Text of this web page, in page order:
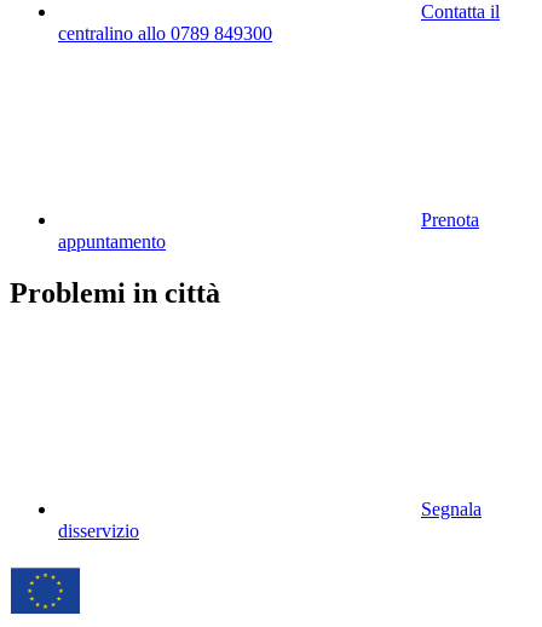
Contatta il
centralino allo 0789 849300
Prenota
appuntamento
Problemi in città
Segnala
disservizio